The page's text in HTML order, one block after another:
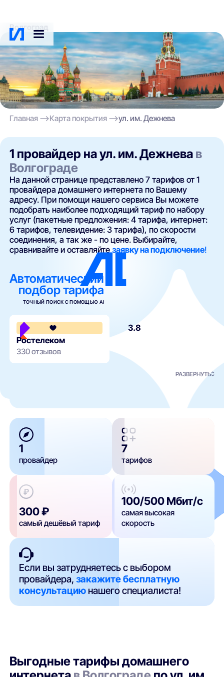
Волгоград
Главная Карта покрытия ул. им. Дежнева
1 провайдер на ул. им. Дежнева в
Волгограде
На данной странице представлено 7 тарифов от 1
провайдера домашнего интернета по Вашему
адресу. При помощи нашего сервиса Вы можете
подобрать наиболее подходящий тариф по набору
услуг (пакетные предложения: 4 тарифа, интернет:
6 тарифов, телевидение: 3 тарифа), по скорости
соединения, а так же - по цене. Выбирайте,
сравнивайте и оставляйтезаявку на подключение!
Автоматический
подбор тарифа
ТОЧНЫЙ ПОИСК С ПОМОЩЬЮ AI
3.8
Ростелеком
330 отзывов
РАЗВЕРНУТЬ
1
провайдер
7
тарифов
300 ₽
самый дешёвый тариф
100/500 Мбит/с
самая высокая
скорость
Если вы затрудняетесь с выбором
провайдера,закажите бесплатную
консультацию нашего специалиста!
Выгодные тарифы домашнего